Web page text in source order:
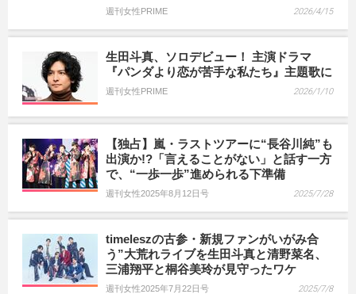
週刊女性PRIME 2026/4/15
生田斗真、ソロデビュー！ 主演ドラマ
『パンダより恋が苦手な私たち』主題歌に
週刊女性PRIME 2026/1/10
【独占】嵐・ラストツアーに“長谷川純”も
出演か!?「言えることがない」と話す一方
で、“一歩一歩”進められる下準備
週刊女性2025年8月12日号 2025/7/28
timeleszの古参・新規ファンがいがみ合
う”大荒れライブを生田斗真と清野菜名、
三浦翔平と桐谷美玲が見守ったワケ
週刊女性2025年7月22日号 2025/7/8